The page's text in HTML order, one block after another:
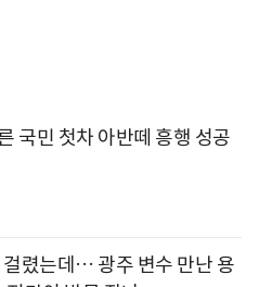
국민 첫차 아반떼 흥행 성공
걸렸는데… 광주 변수 만난 용